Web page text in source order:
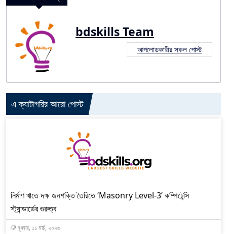
bdskills Team
আপলোডকারীর সকল পোস্ট
এ ক্যাটাগরির আরো পোস্ট
নির্মাণ খাতে দক্ষ জনশক্তি তৈরিতে ‘Masonry Level-3’ কম্পিটেন্সি
স্ট্যান্ডার্ডের গুরুত্ব
বুধবার, ১১ মার্চ, ২০২৬